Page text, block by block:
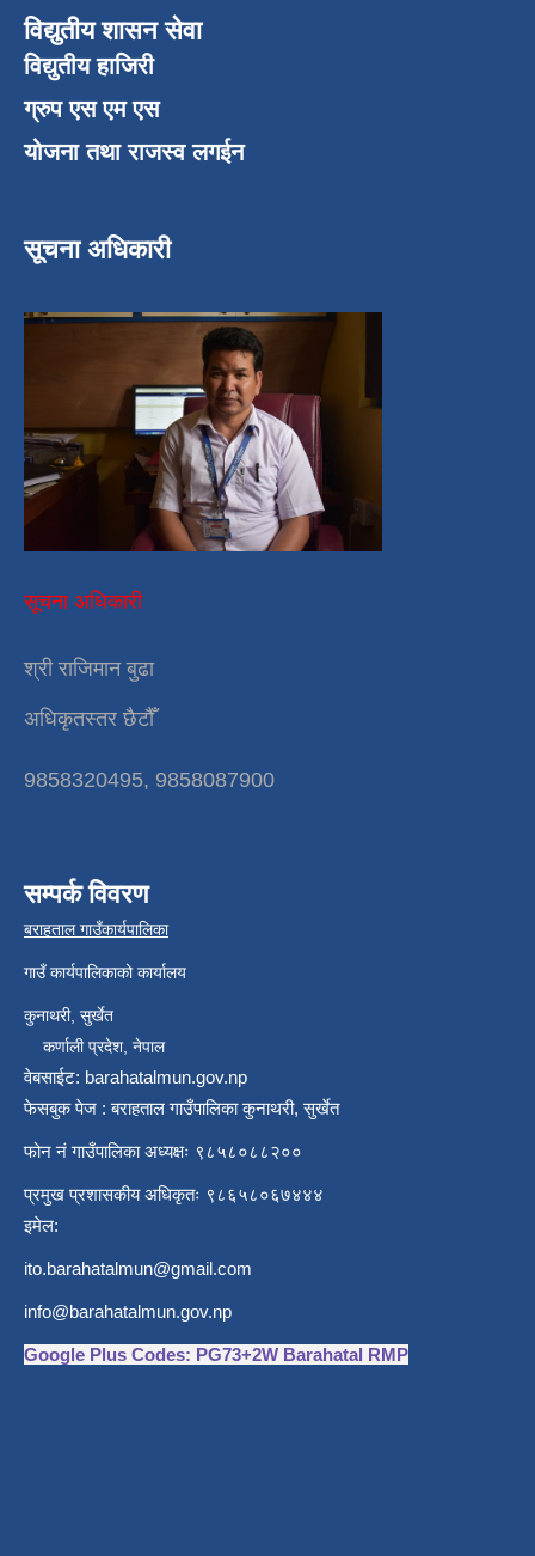
विद्युतीय शासन सेवा
विद्युतीय हाजिरी
ग्रुप एस एम एस
योजना तथा राजस्व लगईन
सूचना अधिकारी
सूचना अधिकारी
श्री राजिमान बुढा
अधिकृतस्तर छैटौँ
9858320495, 9858087900
सम्पर्क विवरण
बराहताल गाउँकार्यपालिका
गाउँ कार्यपालिकाको कार्यालय
कुनाथरी, सुर्खेत
कर्णाली प्रदेश, नेपाल
वेबसाईट: barahatalmun.gov.np
फेसबुक पेज : बराहताल गाउँपालिका कुनाथरी, सुर्खेत
फोन नं गाउँपालिका अध्यक्षः ९८५८०८८२००
प्रमुख प्रशासकीय अधिकृतः ९८६५८०६७४४४
इमेल:
ito.barahatalmun@gmail.com
info@barahatalmun.gov.np
Google Plus Codes: PG73+2W Barahatal RMP